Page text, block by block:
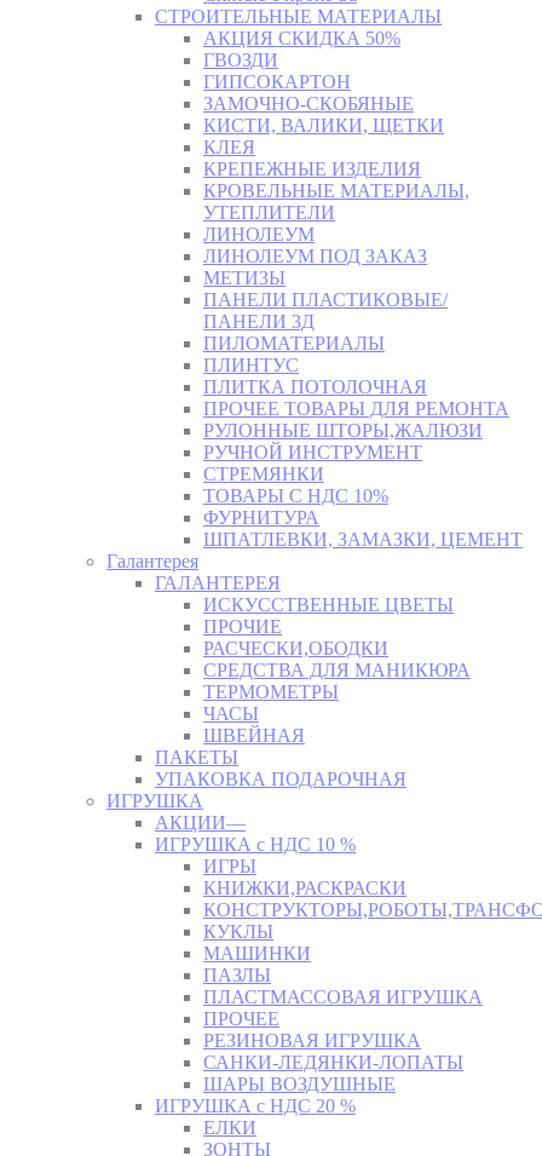
СТРОИТЕЛЬНЫЕ МАТЕРИАЛЫ
АКЦИЯ СКИДКА 50%
ГВОЗДИ
ГИПСОКАРТОН
ЗАМОЧНО-СКОБЯНЫЕ
КИСТИ, ВАЛИКИ, ЩЕТКИ
КЛЕЯ
КРЕПЕЖНЫЕ ИЗДЕЛИЯ
КРОВЕЛЬНЫЕ МАТЕРИАЛЫ,
УТЕПЛИТЕЛИ
ЛИНОЛЕУМ
ЛИНОЛЕУМ ПОД ЗАКАЗ
МЕТИЗЫ
ПАНЕЛИ ПЛАСТИКОВЫЕ/
ПАНЕЛИ 3Д
ПИЛОМАТЕРИАЛЫ
ПЛИНТУС
ПЛИТКА ПОТОЛОЧНАЯ
ПРОЧЕЕ ТОВАРЫ ДЛЯ РЕМОНТА
РУЛОННЫЕ ШТОРЫ,ЖАЛЮЗИ
РУЧНОЙ ИНСТРУМЕНТ
СТРЕМЯНКИ
ТОВАРЫ С НДС 10%
ФУРНИТУРА
ШПАТЛЕВКИ, ЗАМАЗКИ, ЦЕМЕНТ
Галантерея
ГАЛАНТЕРЕЯ
ИСКУССТВЕННЫЕ ЦВЕТЫ
ПРОЧИЕ
РАСЧЕСКИ,ОБОДКИ
СРЕДСТВА ДЛЯ МАНИКЮРА
ТЕРМОМЕТРЫ
ЧАСЫ
ШВЕЙНАЯ
ПАКЕТЫ
УПАКОВКА ПОДАРОЧНАЯ
ИГРУШКА
АКЦИИ—
ИГРУШКА с НДС 10 %
ИГРЫ
КНИЖКИ,РАСКРАСКИ
КУКЛЫ
МАШИНКИ
ПАЗЛЫ
ПЛАСТМАССОВАЯ ИГРУШКА
ПРОЧЕЕ
РЕЗИНОВАЯ ИГРУШКА
САНКИ-ЛЕДЯНКИ-ЛОПАТЫ
ШАРЫ ВОЗДУШНЫЕ
ИГРУШКА с НДС 20 %
ЕЛКИ
ЗОНТЫ